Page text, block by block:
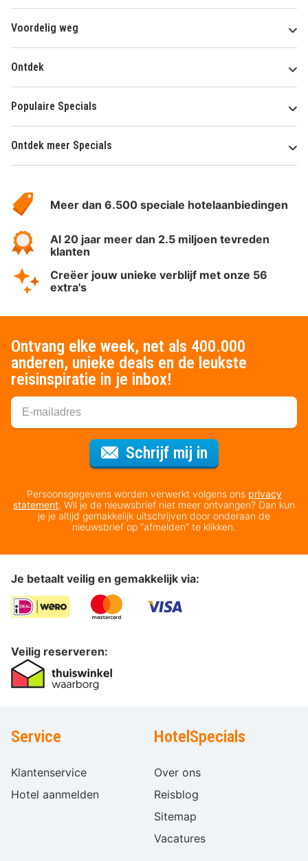
Voordelig weg
Ontdek
Populaire Specials
Ontdek meer Specials
HotelSpecials
Meer dan 6.500 speciale hotelaanbiedingen
Al 20 jaar meer dan 2.5 miljoen tevreden
klanten
Creëer jouw unieke verblijf met onze 56
extra's
Ontvang elke week, net als 400.000
anderen, unieke deals en de leukste
reisinspiratie in je inbox!
Schrijf mij in
Persoonsgegevens worden verwerkt volgens ons privacy
statement. Wil je de nieuwsbrief niet meer ontvangen? Dan kun
je je altijd gemakkelijk uitschrijven door onderaan de
nieuwsbrief op “afmelden” te klikken.
Je betaalt veilig en gemakkelijk via:
Veilig reserveren:
Service
Klantenservice
Hotel aanmelden
HotelSpecials
Over ons
Reisblog
Sitemap
Vacatures